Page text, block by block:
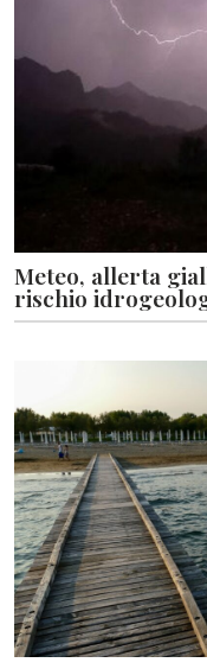
Meteo, allerta
rischio